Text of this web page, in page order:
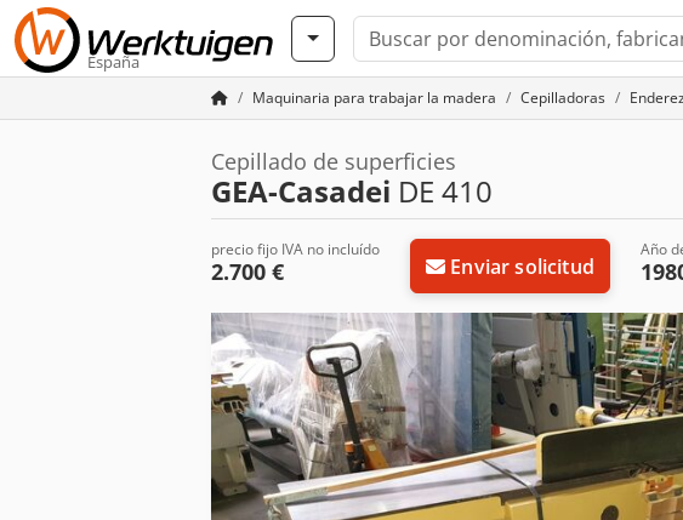
España
Maquinaria para trabajar la madera Cepilladoras
Cepillado de superficies
GEA-Casadei DE 410
precio fijo IVA no incluído
2.700 € Enviar solicitud
Año